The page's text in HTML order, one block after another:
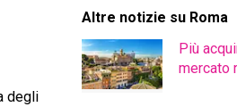
degli
Altre notizie su Roma
Più
mercato